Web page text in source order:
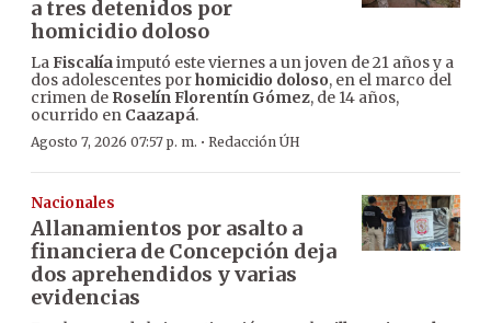
a tres detenidos por
homicidio doloso
LaFiscalíaimputó este viernes a un joven de 21 años y a
dos adolescentes porhomicidio doloso, en el marco del
crimen de Roselín Florentín Gómez, de 14 años,
ocurrido en Caazapá.
Agosto 7, 2026 07:57 p. m. · Redacción ÚH
Nacionales
Allanamientos por asalto a
financiera de Concepción deja
dos aprehendidos y varias
evidencias